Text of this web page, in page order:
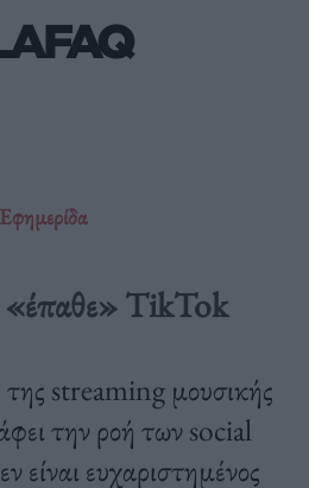
Εφημερίδα
TikTok
streaming μουσικής
την ροή των social
είναι ευχαριστημένος